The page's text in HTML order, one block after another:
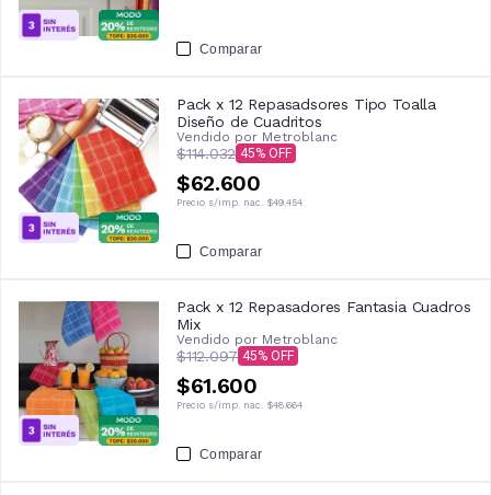
Comparar
Pack x 12 Repasadsores Tipo Toalla
Diseño de Cuadritos
Vendido por Metroblanc
$114.032 45
$62.600
Precio s/imp. nac. $49.454
Comparar
Pack x 12 Repasadores Fantasia Cuadros
Mix
Vendido por Metroblanc
$112.097 45
$61.600
Precio s/imp. nac. $48.664
Comparar